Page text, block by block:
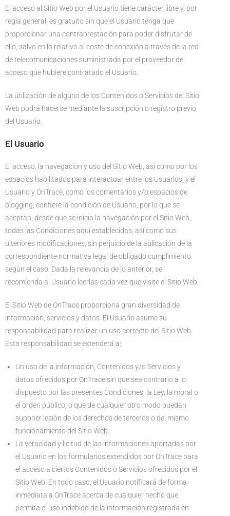
El acceso al Sitio Web por el Usuario tiene carácter libre y, por
regla general, es gratuito sin que el Usuario tenga que
proporcionar una contraprestación para poder disfrutar de
ello, salvo en lo relativo al coste de conexión a través de la red
de telecomunicaciones suministrada por el proveedor de
acceso que hubiere contratado el Usuario.
La utilización de alguno de los Contenidos o Servicios del Sitio
Web podrá hacerse mediante la suscripción o registro previo
del Usuario.
El Usuario
El acceso, la navegación y uso del Sitio Web, así como por los
espacios habilitados para interactuar entre los Usuarios, y el
Usuario y OnTrace, como los comentarios y/o espacios de
blogging, confiere la condición de Usuario, por lo que se
aceptan, desde que se inicia la navegación por el Sitio Web,
todas las Condiciones aquí establecidas, así como sus
ulteriores modificaciones, sin perjuicio de la aplicación de la
correspondiente normativa legal de obligado cumplimiento
según el caso. Dada la relevancia de lo anterior, se
recomienda al Usuario leerlas cada vez que visite el Sitio Web.
El Sitio Web de OnTrace proporciona gran diversidad de
información, servicios y datos. El Usuario asume su
responsabilidad para realizar un uso correcto del Sitio Web.
Esta responsabilidad se extenderá a:
Un uso de la información, Contenidos y/o Servicios y
datos ofrecidos por OnTrace sin que sea contrario a lo
dispuesto por las presentes Condiciones, la Ley, la moral o
el orden público, o que de cualquier otro modo puedan
suponer lesión de los derechos de terceros o del mismo
funcionamiento del Sitio Web.
La veracidad y licitud de las informaciones aportadas por
el Usuario en los formularios extendidos por OnTrace para
el acceso a ciertos Contenidos o Servicios ofrecidos por el
Sitio Web. En todo caso, el Usuario notificará de forma
inmediata a OnTrace acerca de cualquier hecho que
permita el uso indebido de la información registrada en